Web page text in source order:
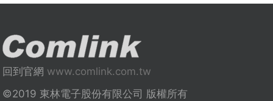
回到官網 www.comlink.com.tw
©2019 東林電子股份有限公司 版權所有